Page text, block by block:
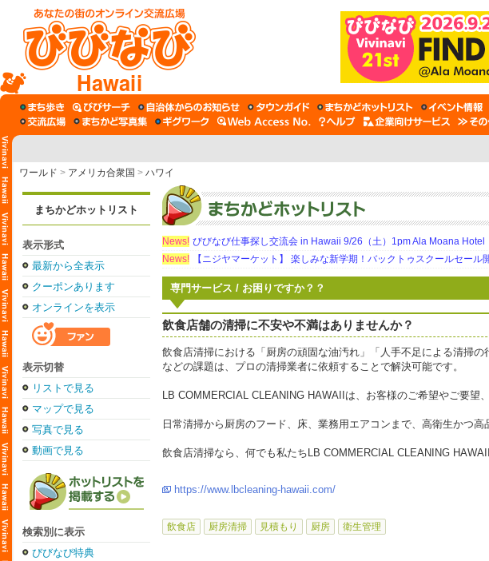
Hawaii
ワールド > アメリカ合衆国 > ハワイ
まちかどホットリスト
表示形式
最新から全表示
クーポンあります
オンラインを表示
表示切替
リストで見る
マップで見る
写真で見る
動画で見る
検索別に表示
びびなび特典
News! びびなび仕事探し交流会 in Hawaii 9/26（土）1pm Ala Moana Hotel
News!
【ニジヤマーケット】 楽しみな新学期！バックトゥスクールセール
専門サービス / お困りですか？？
飲食店舗の清掃に不安や不満はありませんか？
飲食店清掃における「厨房の頑固な油汚れ」「人手不足による清掃の
などの課題は、プロの清掃業者に依頼することで解決可能です。
LB COMMERCIAL CLEANING HAWAIIは、お客様のご希望やご要望
日常清掃から厨房のフード、床、業務用エアコンまで、高衛生かつ
飲食店清掃なら、何でも私たちLB COMMERCIAL CLEANING
https://www.lbcleaning-hawaii.com/
飲食店 厨房清掃 見積もり 厨房 衛生管理